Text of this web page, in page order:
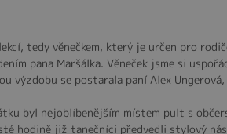
tedy věnečkem, který je určen pro
pana Maršálka. Věneček jsme si
se postarala paní Alex
byl nejoblíbenějším místem pult s
hodině již tanečníci předvedli stylový